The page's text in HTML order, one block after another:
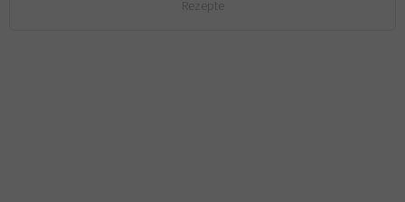
Rezepte